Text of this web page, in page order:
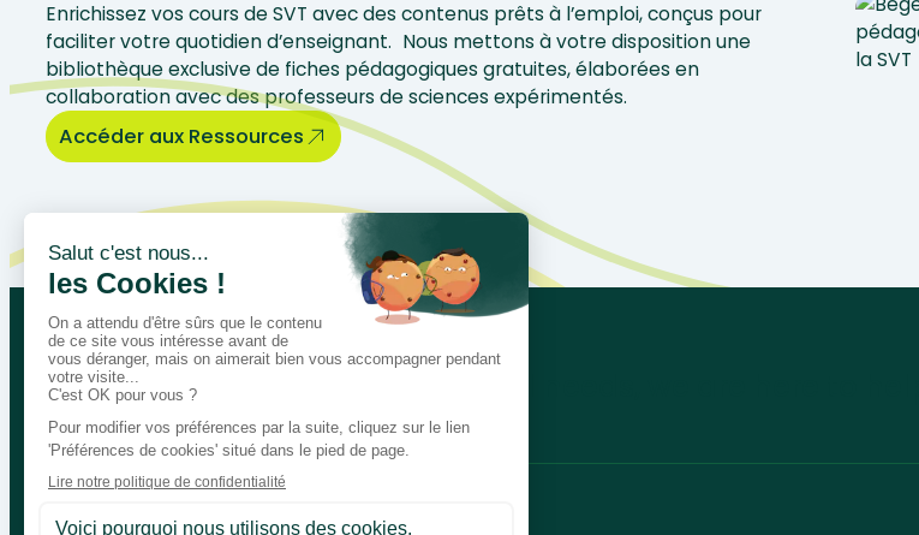
Enrichissez vos cours de SVT avec des contenus prêts à l’emploi, conçus pour
faciliter votre quotidien d’enseignant. Nous mettons à votre disposition une
bibliothèque exclusive de fiches pédagogiques gratuites, élaborées en
collaboration avec des professeurs de sciences expérimentés.
Accéder aux Ressources
Let’s talk about your educational needs, we are here to help.